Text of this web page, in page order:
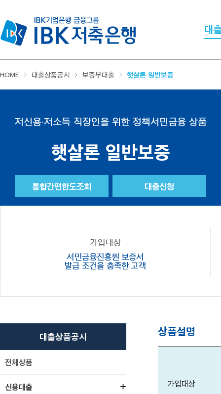
대
HOME 대출상품공시 보증부대출 햇살론 일반보증
저신용∙저소득 직장인을 위한 정책서민금융 상품
햇살론 일반보증
통합간편한도조회 대출신청
가입대상
서민금융진흥원 보증서
발급 조건을 충족한 고객
대출상품공시
전체상품
신용대출
상품설명
가입대상